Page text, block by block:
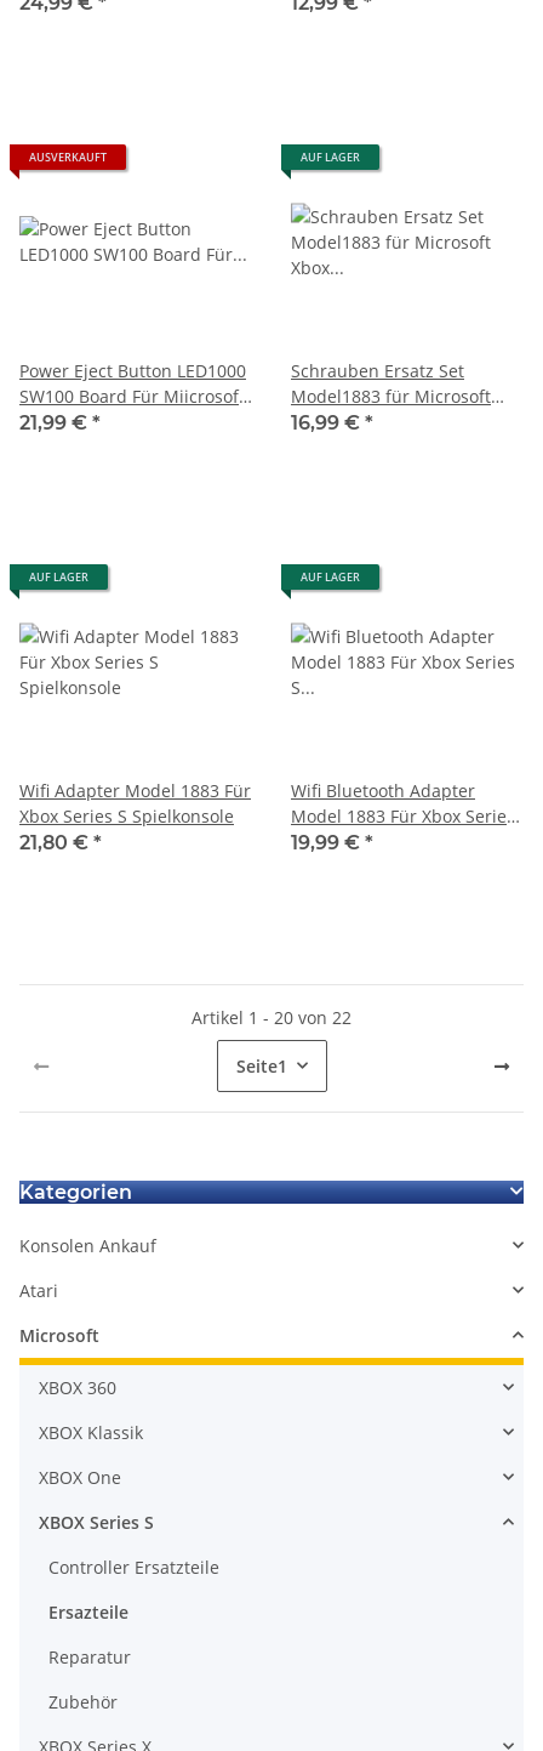
AUSVERKAUFT
Power Eject Button LED1000
SW100 Board Für Miicrosoft
Xbox Series S Spielkonsole
21,99 € *
AUF LAGER
Schrauben Ersatz Set
Model1883 für Microsoft
Xbox Series S
16,99 € *
AUF LAGER
Wifi Adapter Model 1883 Für
Xbox Series S Spielkonsole
21,80 € *
AUF LAGER
Wifi Bluetooth Adapter
Model 1883 Für Xbox Series
S Spielkonsole
19,99 € *
Artikel 1 - 20 von 22
Seite1
Kategorien
Konsolen Ankauf
Atari
Microsoft
XBOX 360
XBOX Klassik
XBOX One
XBOX Series S
Controller Ersatzteile
Ersazteile
Reparatur
Zubehör
XBOX Series X